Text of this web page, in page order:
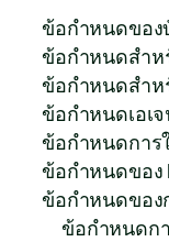
ข้อกำหนดของ
ข้อกำหนดสำห
ข้อกำหนดสำห
ข้อกำหนดเอเ
ข้อกำหนดการ
ข้อกำหนดของ
ข้อกำหนดของ
ข้อกำหนดก